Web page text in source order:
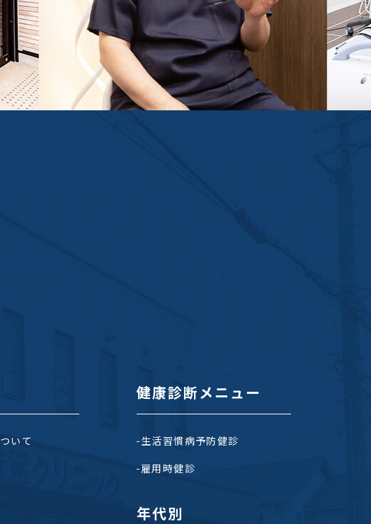
いて
健康診断メニュー
生活習慣病予防健診
雇用時健診
年代別